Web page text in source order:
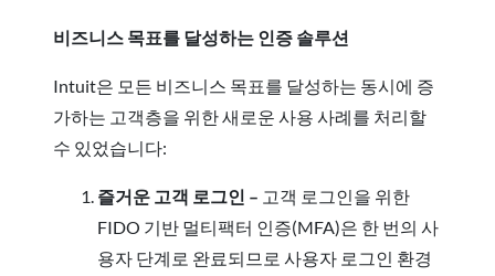
비즈니스 목표를 달성하는 인증 솔루션
Intuit은 모든 비즈니스 목표를 달성하는 동시에 증
가하는 고객층을 위한 새로운 사용 사례를 처리할
수 있었습니다:
즐거운 고객 로그인 – 고객 로그인을 위한
FIDO 기반 멀티팩터 인증(MFA)은 한 번의 사
용자 단계로 완료되므로 사용자 로그인 환경